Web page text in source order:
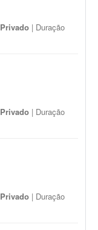
Privado | Duração
Privado | Duração
Privado | Duração